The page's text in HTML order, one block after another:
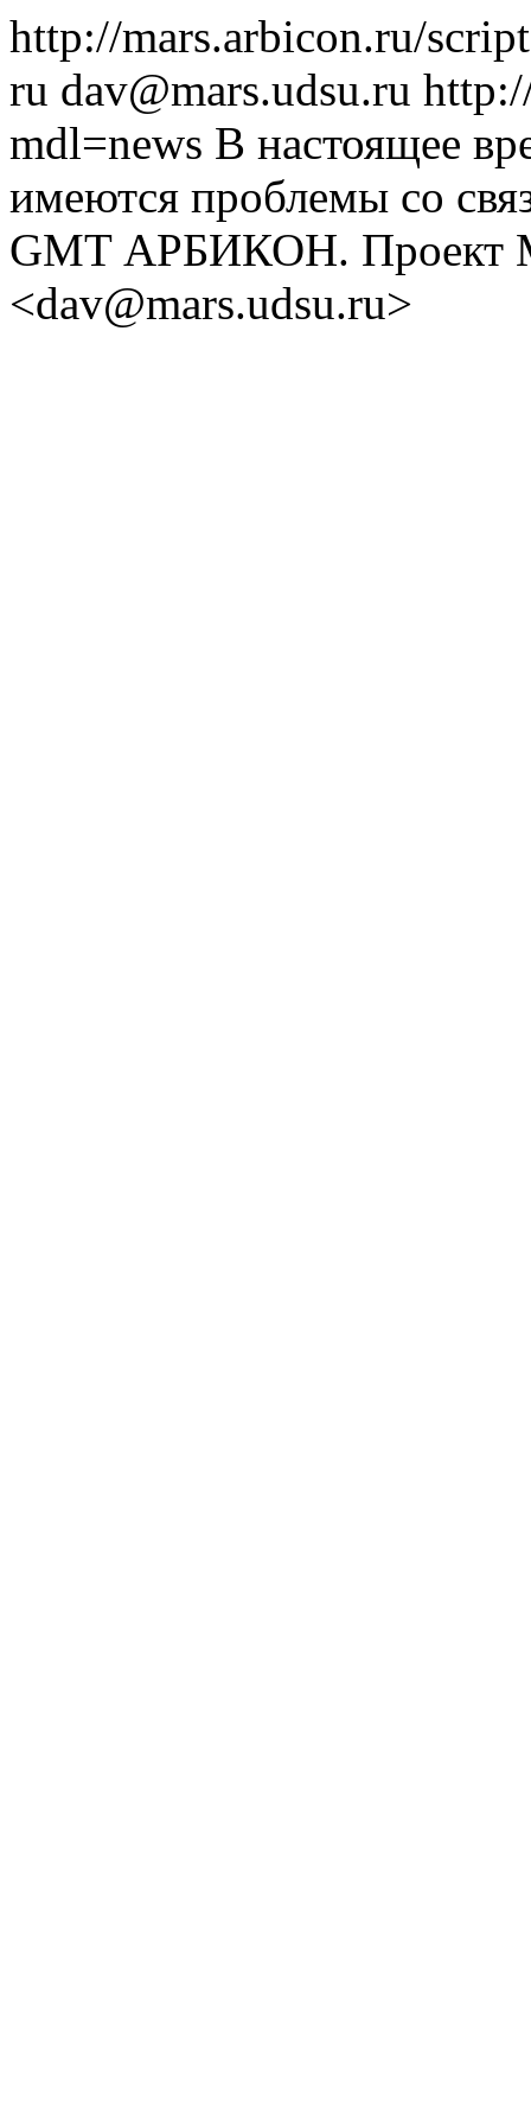
http://mars.arbicon.ru/
ru dav@mars.udsu.ru
mdl=news В настоящее
имеются проблемы со
GMT АРБИКОН. Проект
<dav@mars.udsu.ru>